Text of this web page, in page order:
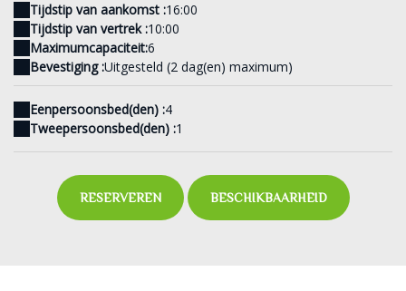
Tijdstip van aankomst :16:00
Tijdstip van vertrek :10:00
Maximumcapaciteit:6
Bevestiging :Uitgesteld (2 dag(en) maximum)
Eenpersoonsbed(den) :4
Tweepersoonsbed(den) :1
RESERVEREN BESCHIKBAARHEID